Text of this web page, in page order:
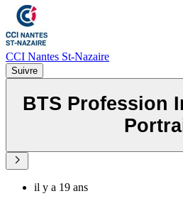
CCI Nantes St-Nazaire
Suivre
BTS Profession
il y a 19 ans